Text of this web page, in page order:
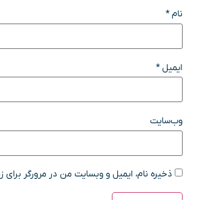
نام*
ایمیل*
وب‌سایت
ذخیره نام، ایمیل و وبسایت من در مرورگر